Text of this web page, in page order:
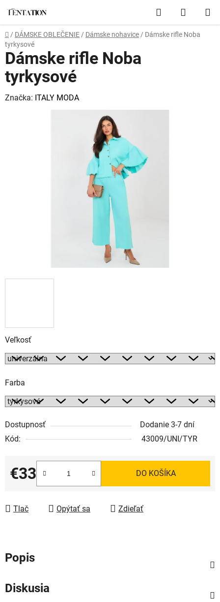
obsah
Hľadať
KOŠÍK
Domov
/ DÁMSKE OBLEČENIE / Dámske nohavice / Dámske rifle Noba
tyrkysové
Veľkosť
Farba
Dostupnosť
Dodanie 3-7 dní
Kód:
43009/UNI/TYR
€33
Jednotková cena:
DO KOŠÍKA
Tlač Opýtať sa Zdieľať
Dámske rifle Noba
tyrkysové
Značka: ITALY MODA
Popis
Diskusia